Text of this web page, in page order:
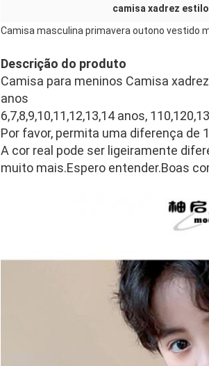
camisa xadrez
Camisa masculina primavera outono vestido
Descrição do produto
Camisa para meninos Camisa
anos
6,7,8,9,10,11,12,13,14 anos,
Por favor, permita uma diferença de
A cor real pode ser ligeiramente
muito mais.Espero entender.Boas